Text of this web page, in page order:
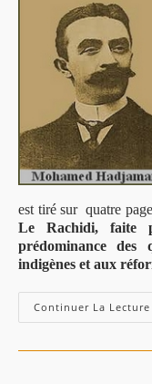
est tiré sur quatre
Le Rachidi, faite
prédominance des
indigènes et aux
Continuer La Lecture